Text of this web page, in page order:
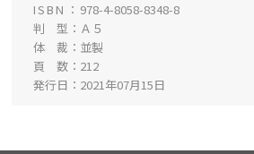
ISBN
978-4-8058-8348-8
判 型
Ａ５
体 裁
並製
頁 数
212
発行日
2021年07月15日